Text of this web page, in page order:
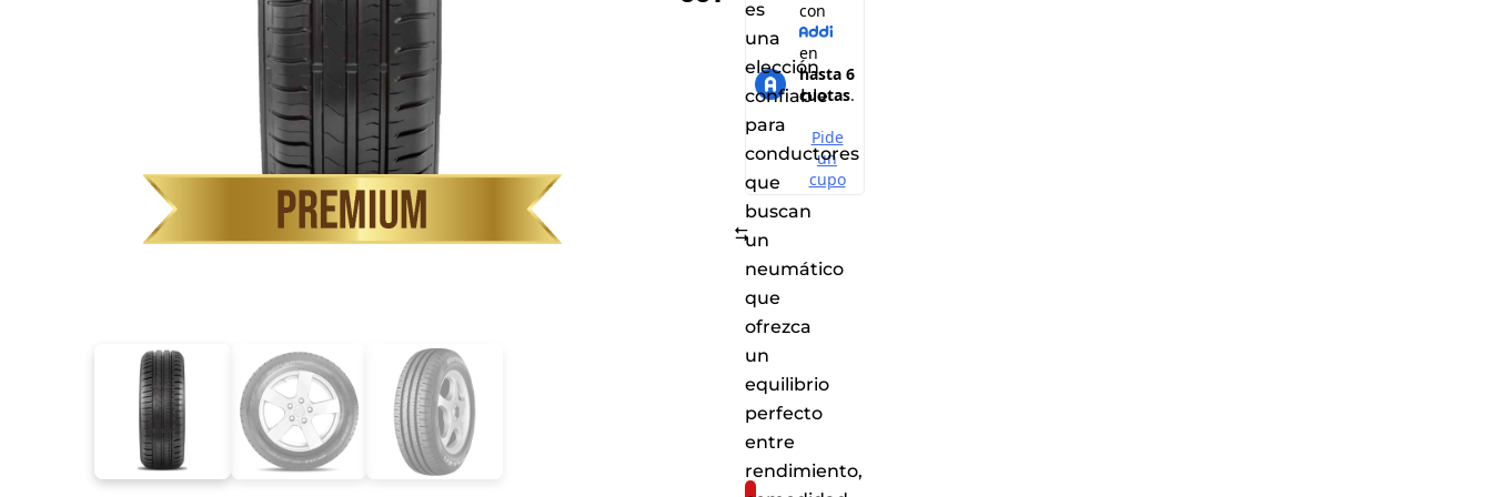
Comparar
es
una
elección
confiable
para
conductores
que
buscan
un
neumático
que
ofrezca
un
equilibrio
perfecto
entre
rendimiento,